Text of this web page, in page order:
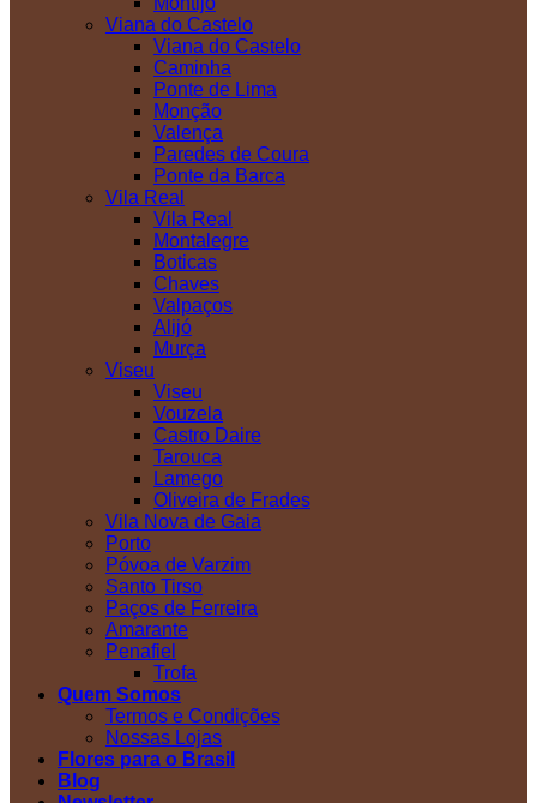
Viana do Castelo
Viana do Castelo
Caminha
Ponte de Lima
Monção
Valença
Paredes de Coura
Ponte da Barca
Vila Real
Vila Real
Montalegre
Boticas
Chaves
Valpaços
Alijó
Murça
Viseu
Viseu
Vouzela
Castro Daire
Tarouca
Lamego
Oliveira de Frades
Vila Nova de Gaia
Porto
Póvoa de Varzim
Santo Tirso
Paços de Ferreira
Amarante
Penafiel
Trofa
Quem Somos
Termos e Condições
Nossas Lojas
Flores para o Brasil
Blog